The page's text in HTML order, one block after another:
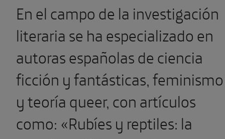
En el campo de la investigación
literaria se ha especializado en
autoras españolas de ciencia
ficción y fantásticas, feminismo
y teoría queer, con artículos
como: «Rubíes y reptiles: la